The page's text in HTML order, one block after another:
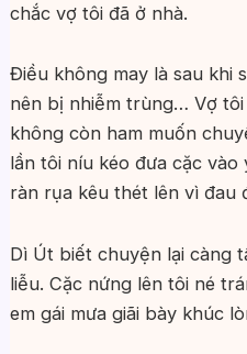
chắc vợ tôi đã ở nhà.
Điều không may là sau khi
nên bị nhiễm trùng… Vợ
không còn ham muốn
lần tôi níu kéo đưa cặc
ràn rụa kêu thét lên vì đau
Dì Út biết chuyện lại càng
liễu. Cặc nứng lên tôi né
em gái mưa giãi bày khúc